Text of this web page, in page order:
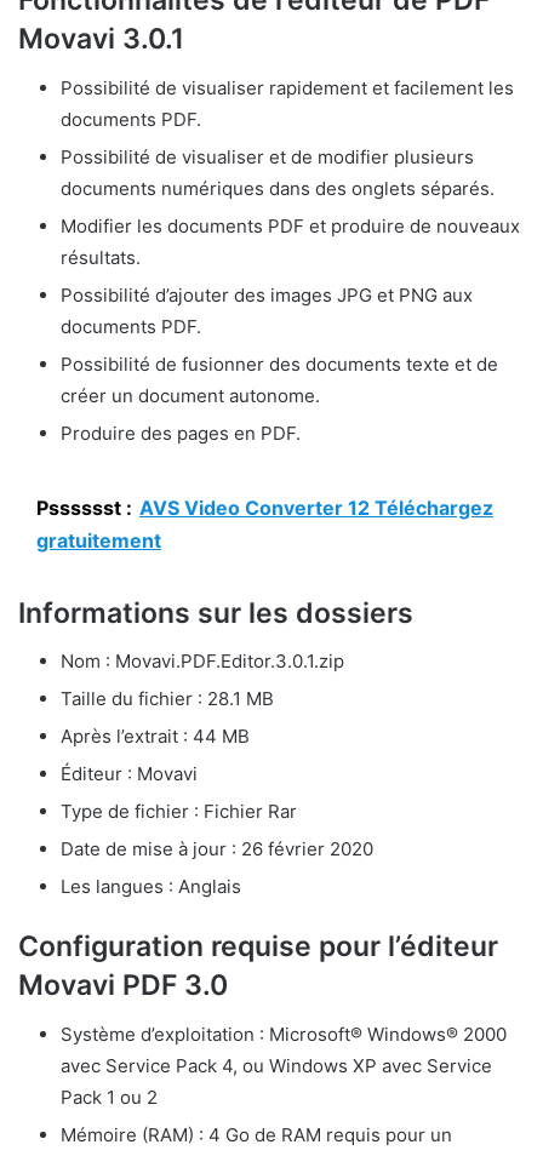
Movavi 3.0.1
Possibilité de visualiser rapidement et facilement les
documents PDF.
Possibilité de visualiser et de modifier plusieurs
documents numériques dans des onglets séparés.
Modifier les documents PDF et produire de nouveaux
résultats.
Possibilité d’ajouter des images JPG et PNG aux
documents PDF.
Possibilité de fusionner des documents texte et de
créer un document autonome.
Produire des pages en PDF.
Psssssst : AVS Video Converter 12 Téléchargez
gratuitement
Informations sur les dossiers
Nom : Movavi.PDF.Editor.3.0.1.zip
Taille du fichier : 28.1 MB
Après l’extrait : 44 MB
Éditeur : Movavi
Type de fichier : Fichier Rar
Date de mise à jour : 26 février 2020
Les langues : Anglais
Configuration requise pour l’éditeur
Movavi PDF 3.0
Système d’exploitation : Microsoft® Windows® 2000
avec Service Pack 4, ou Windows XP avec Service
Pack 1 ou 2
Mémoire (RAM) : 4 Go de RAM requis pour un